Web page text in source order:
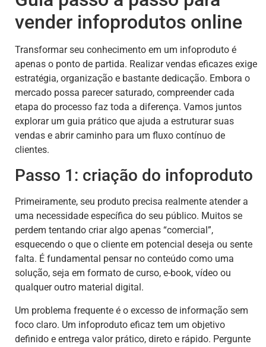
vender infoprodutos online
Transformar seu conhecimento em um infoproduto é
apenas o ponto de partida. Realizar vendas eficazes exige
estratégia, organização e bastante dedicação. Embora o
mercado possa parecer saturado, compreender cada
etapa do processo faz toda a diferença. Vamos juntos
explorar um guia prático que ajuda a estruturar suas
vendas e abrir caminho para um fluxo contínuo de
clientes.
Passo 1: criação do infoproduto
Primeiramente, seu produto precisa realmente atender a
uma necessidade específica do seu público. Muitos se
perdem tentando criar algo apenas “comercial”,
esquecendo o que o cliente em potencial deseja ou sente
falta. É fundamental pensar no conteúdo como uma
solução, seja em formato de curso, e-book, vídeo ou
qualquer outro material digital.
Um problema frequente é o excesso de informação sem
foco claro. Um infoproduto eficaz tem um objetivo
definido e entrega valor prático, direto e rápido. Pergunte